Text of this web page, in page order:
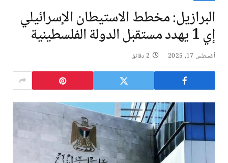
البرازيل: مخطط الاستيطان الإسرائيلي
إي 1 يهدد مستقبل الدولة الفلسطينية
أغسطس 17, 2025 2 دقائق